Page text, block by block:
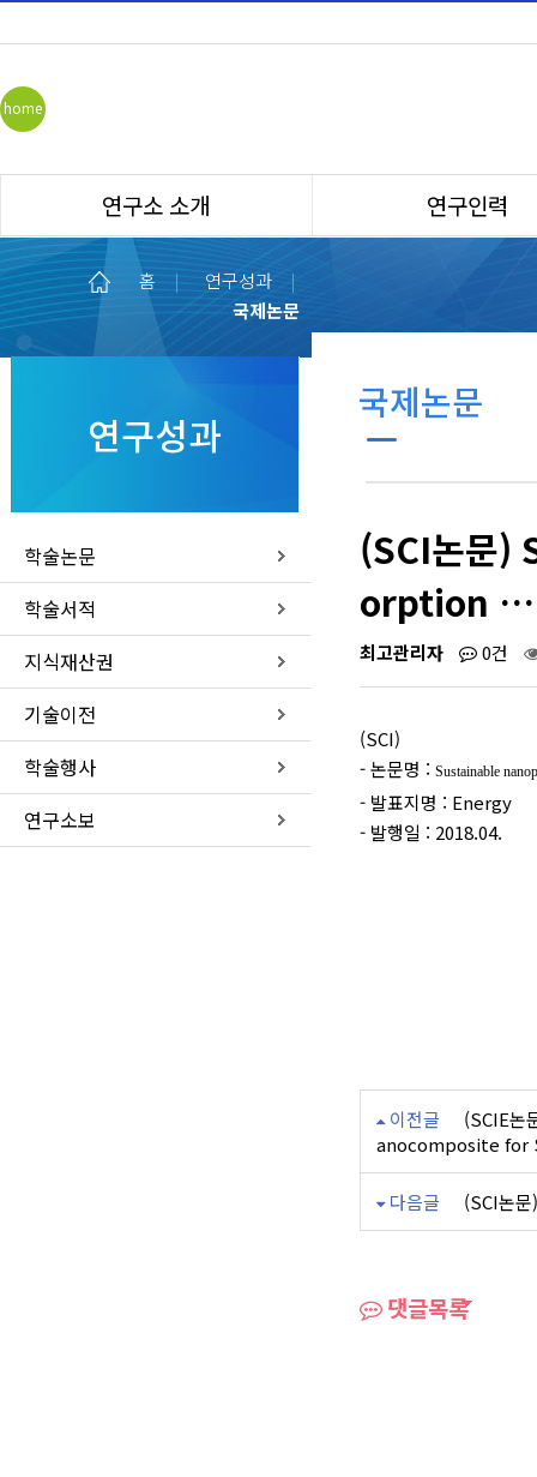
home
연구소 소개 연구인력
연구성과
학술논문
학술서적
지식재산권
기술이전
학술행사
연구소보
홈 | 연구성과
|
국제논문
국제논문
(SCI논문
orption …
최고관리자 0건
(SCI)
- 논문명 : Sustainable
- 발표지명 : Energy
- 발행일 : 2018.04.
이전글
(SCIE
anocomposite for
다음글 (SCI논
댓글목록